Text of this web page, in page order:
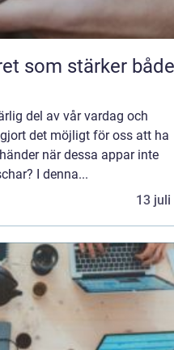
som stärker både
del av vår vardag och
det möjligt för oss att ha
när dessa appar inte
I denna...
13 juli